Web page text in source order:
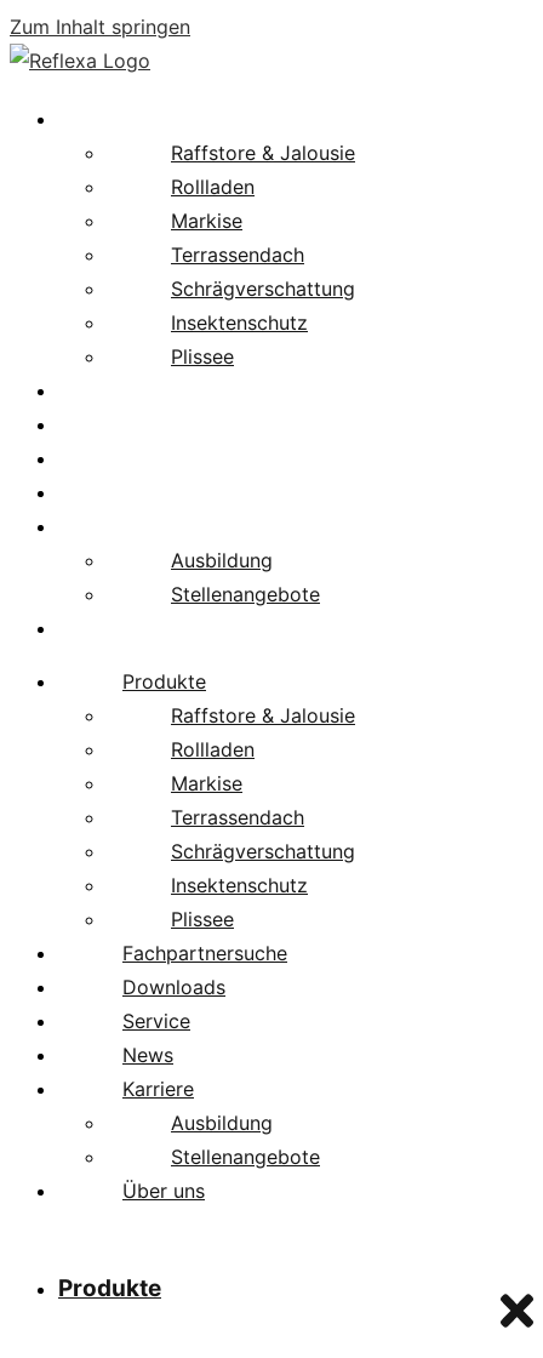
Zum Inhalt springen
Raffstore & Jalousie
Rollladen
Markise
Terrassendach
Schrägverschattung
Insektenschutz
Plissee
Ausbildung
Stellenangebote
Produkte
Raffstore & Jalousie
Rollladen
Markise
Terrassendach
Schrägverschattung
Insektenschutz
Plissee
Fachpartnersuche
Downloads
Service
News
Karriere
Ausbildung
Stellenangebote
Über uns
Produkte